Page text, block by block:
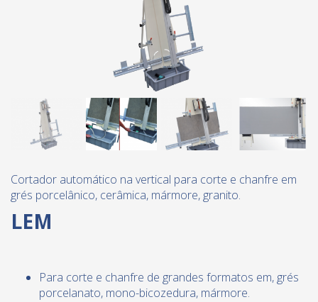
Cortador automático na vertical para corte e chanfre em
grés porcelânico, cerâmica, mármore, granito.
LEM
Para corte e chanfre de grandes formatos em, grés
porcelanato, mono-bicozedura, mármore.